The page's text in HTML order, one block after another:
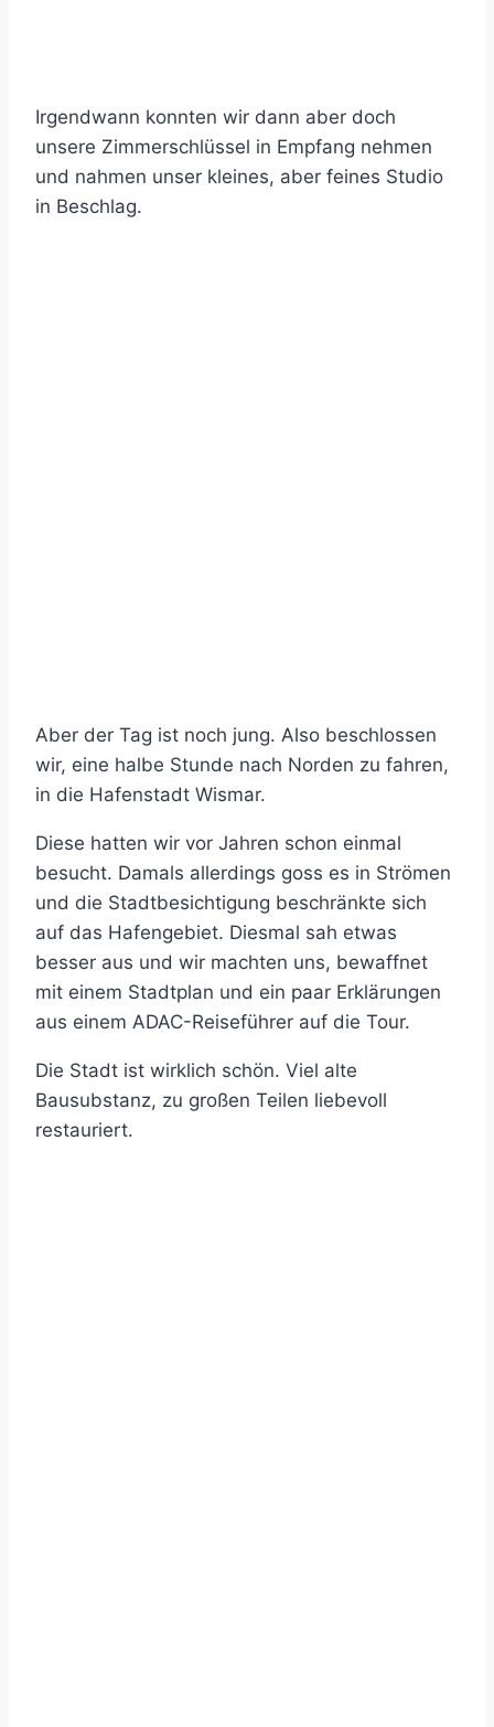
Irgendwann konnten wir dann aber doch
unsere Zimmerschlüssel in Empfang nehmen
und nahmen unser kleines, aber feines Studio
in Beschlag.
Aber der Tag ist noch jung. Also beschlossen
wir, eine halbe Stunde nach Norden zu fahren,
in die Hafenstadt Wismar.
Diese hatten wir vor Jahren schon einmal
besucht. Damals allerdings goss es in Strömen
und die Stadtbesichtigung beschränkte sich
auf das Hafengebiet. Diesmal sah etwas
besser aus und wir machten uns, bewaffnet
mit einem Stadtplan und ein paar Erklärungen
aus einem ADAC-Reiseführer auf die Tour.
Die Stadt ist wirklich schön. Viel alte
Bausubstanz, zu großen Teilen liebevoll
restauriert.